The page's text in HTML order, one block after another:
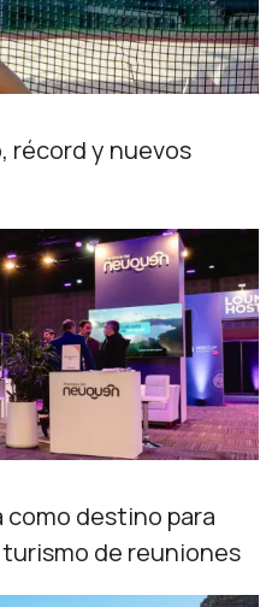
récord y nuevos
como destino para
de reuniones